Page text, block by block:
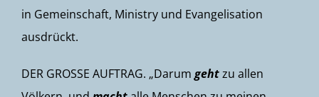
in Gemeinschaft, Ministry und Evangelisation
ausdrückt.
DER GROSSE AUFTRAG. „Darum gehtzu allen